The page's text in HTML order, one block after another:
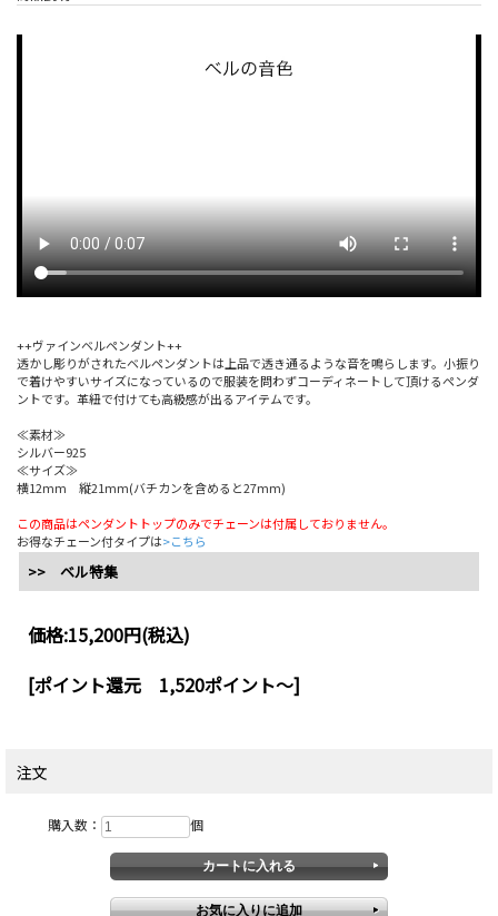
++ヴァインベルペンダント++
透かし彫りがされたベルペンダントは上品で透き通るような音を鳴らします。小振り
で着けやすいサイズになっているので服装を問わずコーディネートして頂けるペンダ
ントです。革紐で付けても高級感が出るアイテムです。
≪素材≫
シルバー925
≪サイズ≫
横12mm 縦21mm(バチカンを含めると27mm)
この商品はペンダントトップのみでチェーンは付属しておりません。
お得なチェーン付タイプは>こちら
>> ベル特集
価格:15,200円(税込)
[ポイント還元 1,520ポイント～]
注文
購入数： 個